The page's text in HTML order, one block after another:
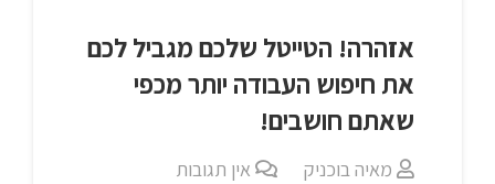
אזהרה! הטייטל שלכם מגביל לכם
את חיפוש העבודה יותר מכפי
שאתם חושבים!
מאיה בוכניק אין תגובות